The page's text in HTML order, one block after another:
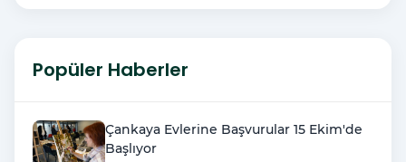
Popüler Haberler
Çankaya Evlerine Başvurular 15 Ekim'de
Başlıyor